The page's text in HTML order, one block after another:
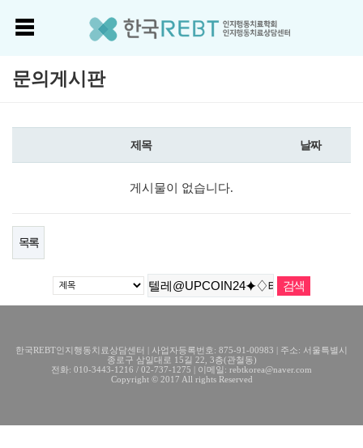
문의게시판
제목 날짜
게시물이 없습니다.
목록
한국REBT인지행동치료상담센터 | 사업자등록번호: 875-91-00983 | 주소: 서울특별시
종로구 삼일대로 15길 22, 3층(관철동)
전화: 010-3443-1216 / 02-737-1275 | 이메일: rebtkorea@naver.com
Copyright © 2017 All rights Reserved